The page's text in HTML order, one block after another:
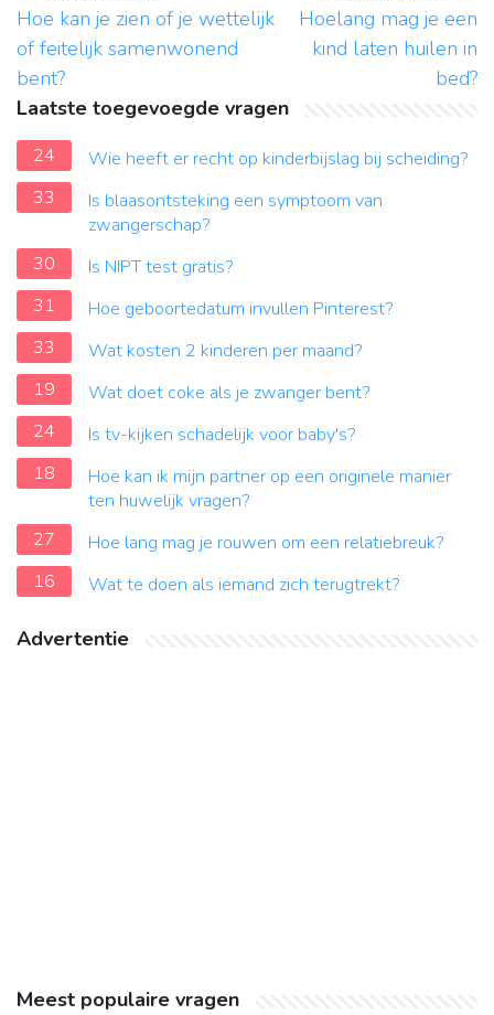
Hoe kan je zien of je wettelijk
of feitelijk samenwonend
bent?
Hoelang mag je een
kind laten huilen in
bed?
Laatste toegevoegde vragen
24
Wie heeft er recht op kinderbijslag bij scheiding?
33
Is blaasontsteking een symptoom van
zwangerschap?
30
Is NIPT test gratis?
31
Hoe geboortedatum invullen Pinterest?
33
Wat kosten 2 kinderen per maand?
19
Wat doet coke als je zwanger bent?
24
Is tv-kijken schadelijk voor baby's?
18
Hoe kan ik mijn partner op een originele manier
ten huwelijk vragen?
27
Hoe lang mag je rouwen om een relatiebreuk?
16
Wat te doen als iemand zich terugtrekt?
Advertentie
Meest populaire vragen